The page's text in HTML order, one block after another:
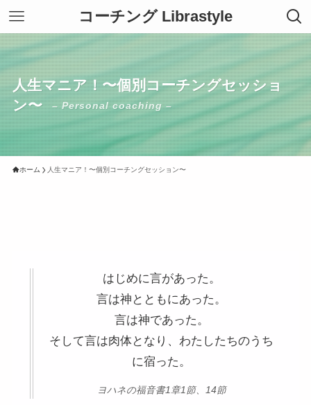
コーチング Librastyle
人生マニア！〜個別コーチングセッショ
ン〜
– Personal coaching –
ホーム 人生マニア！〜個別コーチングセッション〜
はじめに言があった。
言は神とともにあった。
言は神であった。
そして言は肉体となり、わたしたちのうち
に宿った。
ヨハネの福音書1章1節、14節